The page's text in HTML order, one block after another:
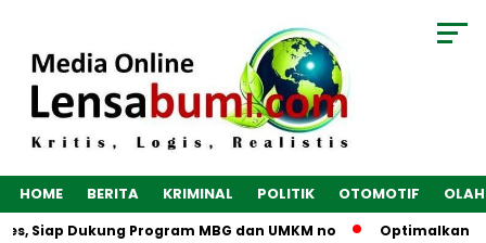
HOME BERITA KRIMINAL POLITIK OTOMOTIF
Dukung Program MBG dan UMKM no Optimalkan